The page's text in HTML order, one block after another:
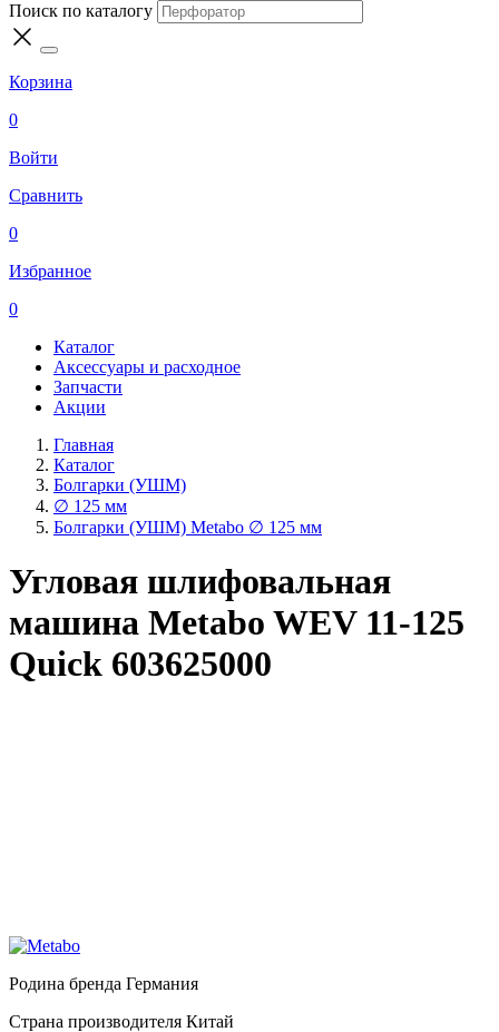
Поиск по каталогу
Корзина
0
Войти
Сравнить
0
Избранное
0
Каталог
Аксессуары и расходное
Запчасти
Акции
Главная
Каталог
Болгарки (УШМ)
∅ 125 мм
Болгарки (УШМ) Metabo ∅ 125 мм
Угловая шлифовальная
машина Metabo WEV 11-125
Quick 603625000
Родина бренда Германия
Страна производителя Китай